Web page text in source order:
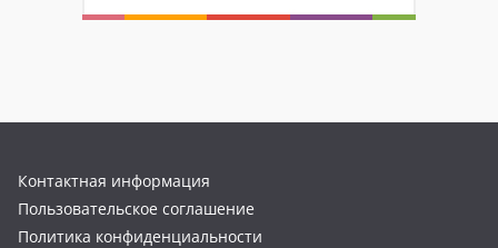
Контактная информация
Пользовательское соглашение
Политика конфиденциальности